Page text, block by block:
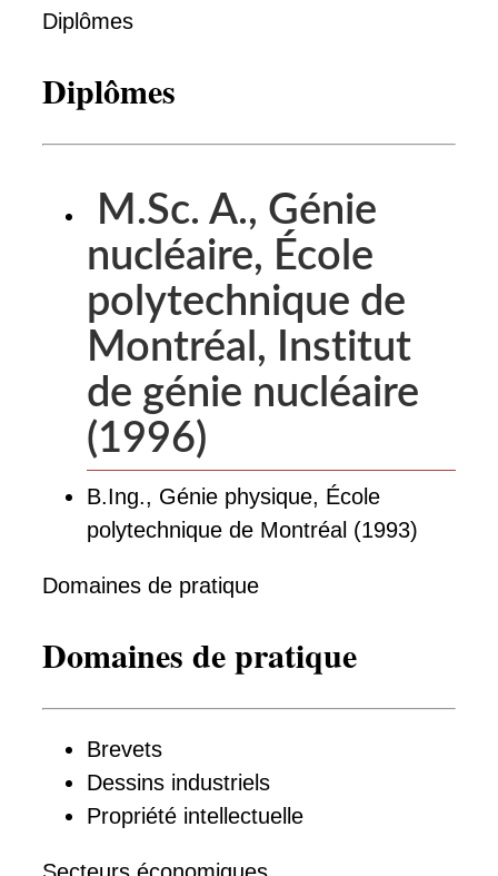
Diplômes
Diplômes
M.Sc. A., Génie
nucléaire, École
polytechnique de
Montréal, Institut
de génie nucléaire
(1996)
B.Ing., Génie physique, École
polytechnique de Montréal (1993)
Domaines de pratique
Domaines de pratique
Brevets
Dessins industriels
Propriété intellectuelle
Secteurs économiques